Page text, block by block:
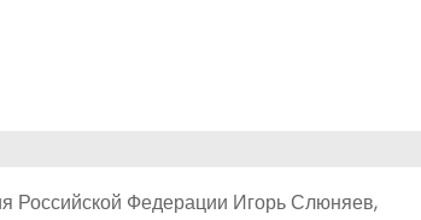
Российской Федерации Игорь Слюняев,